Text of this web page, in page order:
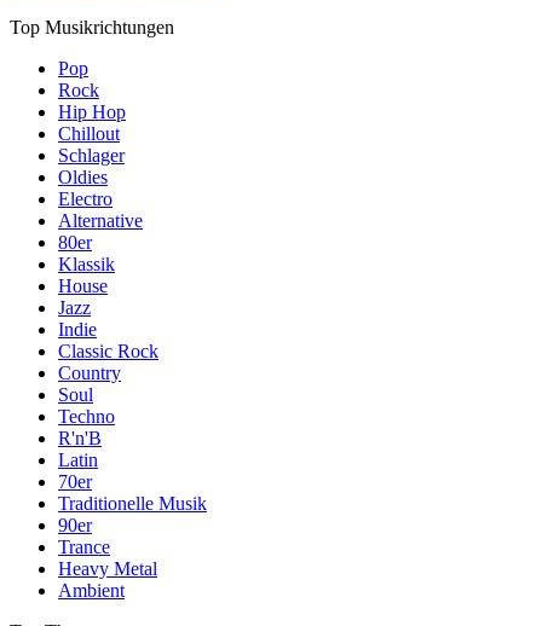
Top Musikrichtungen
Pop
Rock
Hip Hop
Chillout
Schlager
Oldies
Electro
Alternative
80er
Klassik
House
Jazz
Indie
Classic Rock
Country
Soul
Techno
R'n'B
Latin
70er
Traditionelle Musik
90er
Trance
Heavy Metal
Ambient